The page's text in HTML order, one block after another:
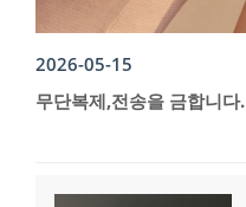
2026-05-15
무단복제,전송을 금합니다.